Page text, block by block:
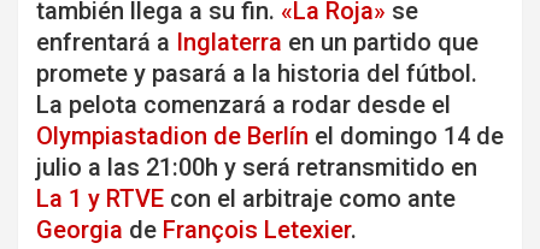
también llega a su fin. «La Roja» se
enfrentará a Inglaterra en un partido que
promete y pasará a la historia del fútbol.
La pelota comenzará a rodar desde el
Olympiastadion de Berlín el domingo 14 de
julio a las 21:00h y será retransmitido en
La 1 y RTVE con el arbitraje como ante
Georgia de François Letexier.